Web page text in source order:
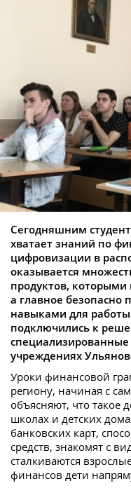
Сегодняшним
хватает знаний по
цифровизации в
оказывается
продуктов,
а главное безопасно
навыками для
подключились к
специализированные
учреждениях
Уроки финансовой
региону, начиная с
объясняют, что такое
школах и детских
банковских карт,
средств, знакомят с
сталкиваются
финансов дети